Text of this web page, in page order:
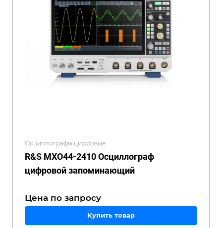
Осциллографы цифровые
R&S MXO44-2410 Осциллограф
цифровой запоминающий
Цена по запросу
Купить товар